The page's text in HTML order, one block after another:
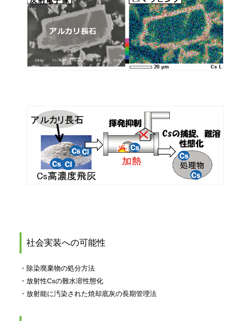
社会実装への可能性
・除染廃棄物の処分方法
・放射性Csの難水溶性態化
・放射能に汚染された焼却底灰の長期管理法